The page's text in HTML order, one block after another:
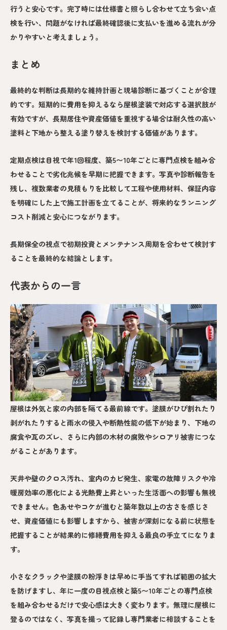
行うと安心です。完了時には仕様書と照らし合わせて立ち会い点
検を行い、問題がなければ最終確認後に支払いを進める流れが分
かりやすいと考えましょう。
まとめ
最終的な判断は長期的な維持計画と現場診断に基づくことが合理
的です。短期的に費用を抑えるなら屋根塗装で対応する選択肢が
有効ですが、長期居住や資産価値を重視する場合は耐久性の高い
塗料と下地から整える塗り替えを検討する価値があります。
定期点検は目視で年1回程度、築5〜10年ごとに専門点検を組み合
わせることで劣化兆候を早期に把握できます。写真や診断報告を
残し、複数業者の見積もりを比較して工程や使用材料、保証内容
を明確にした上で施工計画を立てることが、将来的なランニング
コスト削減と安心につながります。
長期保全の視点で初期投資とメンテナンス周期を合わせて検討す
ることを最終的な結論とします。
代表からの一言
屋根は外気と家の内部を隔てる最前線です。塗膜がひび割れたり
剥がれたりすると雨水の侵入や断熱性能の低下が始まり、下地の
腐食や瓦のズレ、さらに内部の木材の腐敗やシロアリ被害につな
がることがあります。
天井や壁のクロス汚れ、室内のカビ発生、家電の故障リスクや冷
暖房効率の悪化による光熱費上昇といった生活面への影響も無視
できません。色あせやコケが進むと築年数以上の古さを感じさ
せ、資産価値にも影響しますから、被害が深刻になる前に状態を
把握することが結果的に修繕費用を抑える最良の手立てになりま
す。
小さなクラックや塗膜の粉浮きは早めに手当てすれば範囲の拡大
を防げますし、年に一度の目視点検と築5〜10年ごとの専門点検
を組み合わせるだけで安心感は大きく変わります。無理に屋根に
登るのではなく、写真を撮って記録し専門業者に相談することを